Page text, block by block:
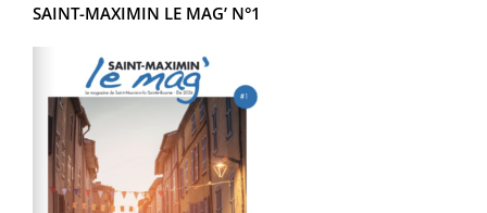
SAINT-MAXIMIN LE MAG’ N°1